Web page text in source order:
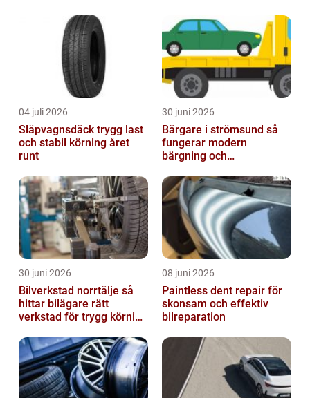
ge en omfattande presentation a...
04 juli 2026
Släpvagnsdäck trygg last
och stabil körning året
runt
30 juni 2026
Bärgare i strömsund så
fungerar modern
bärgning och
30 juni 2026
Bilverkstad norrtälje så
hittar bilägare rätt
verkstad för trygg körning
08 juni 2026
Paintless dent repair för
skonsam och effektiv
bilreparation